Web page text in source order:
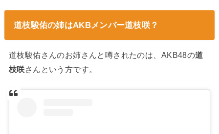
道枝駿佑の姉はAKBメンバー道枝咲？
道枝駿佑さんのお姉さんと噂されたのは、AKB48の道
枝咲さんという方です。